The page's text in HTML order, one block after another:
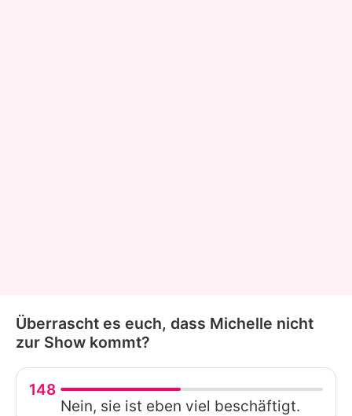
Überrascht es euch, dass Michelle nicht
zur Show kommt?
148
Nein, sie ist eben viel beschäftigt.